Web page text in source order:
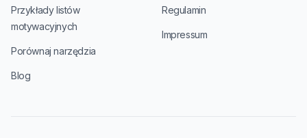
Przykłady listów
motywacyjnych
Porównaj narzędzia
Blog
Regulamin
Impressum